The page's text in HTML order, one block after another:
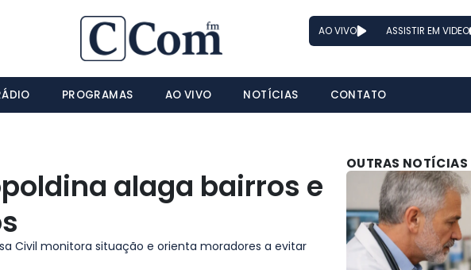
AO VIVO ASSISTIR EM VIDEO
PROGRAMAS AO VIVO NOTÍCIAS CONTATO
alaga bairros e
Civil monitora situação e orienta moradores a evitar
OUTRAS NOTÍCIAS